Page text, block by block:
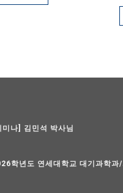
미나] 김민석 박사님
학년도 연세대학교 대기과학과